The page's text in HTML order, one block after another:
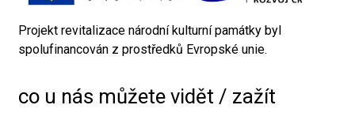
Projekt revitalizace národní kulturní památky byl
spolufinancován z prostředků Evropské unie.
co u nás můžete vidět / zažít